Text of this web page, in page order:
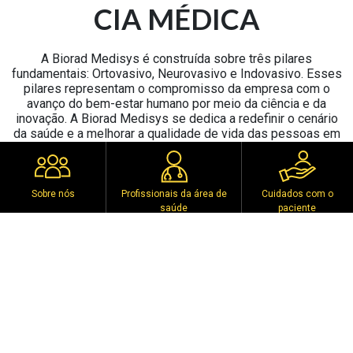
Sobre nós
Profissionais da área de
saúde
Cuidados com o
paciente
CIA MÉDICA
A Biorad Medisys é construída sobre três pilares
fundamentais: Ortovasivo, Neurovasivo e Indovasivo. Esses
pilares representam o compromisso da empresa com o
avanço do bem-estar humano por meio da ciência e da
inovação. A Biorad Medisys se dedica a redefinir o cenário
da saúde e a melhorar a qualidade de vida das pessoas em
todo o mundo.